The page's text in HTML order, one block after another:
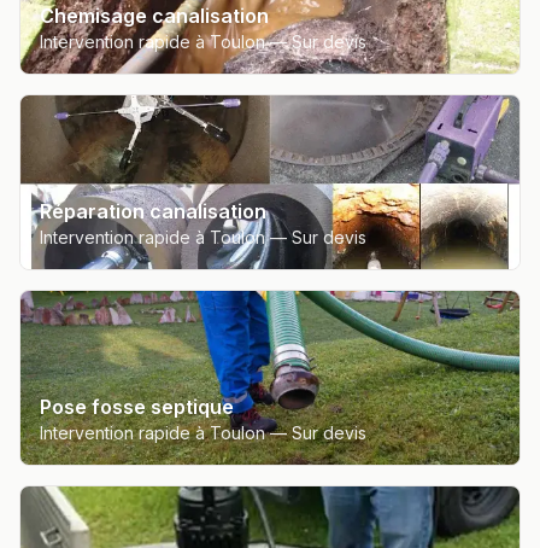
Chemisage canalisation
Intervention rapide à Toulon —Sur devis
Réparation canalisation
Intervention rapide à Toulon —Sur devis
Pose fosse septique
Intervention rapide à Toulon —Sur devis